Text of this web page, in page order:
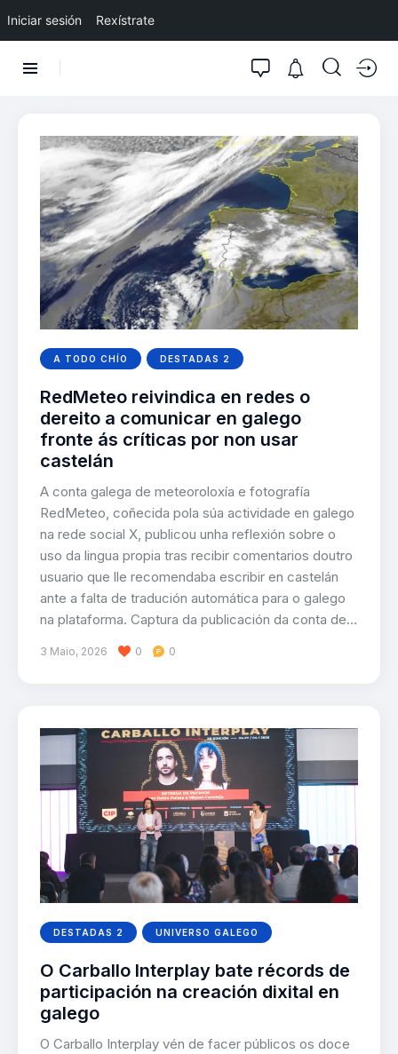
Iniciar sesión Rexístrate
A TODO CHÍO DESTADAS 2
RedMeteo reivindica en redes o
dereito a comunicar en galego
fronte ás críticas por non usar
castelán
A conta galega de meteoroloxía e fotografía
RedMeteo, coñecida pola súa actividade en galego
na rede social X, publicou unha reflexión sobre o
uso da lingua propia tras recibir comentarios doutro
usuario que lle recomendaba escribir en castelán
ante a falta de tradución automática para o galego
na plataforma. Captura da publicación da conta de…
3 Maio, 2026 0 0
DESTADAS 2 UNIVERSO GALEGO
O Carballo Interplay bate récords de
participación na creación dixital en
galego
O Carballo Interplay vén de facer públicos os doce